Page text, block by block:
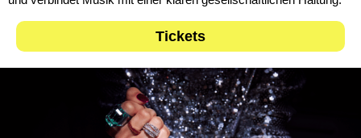
Tickets